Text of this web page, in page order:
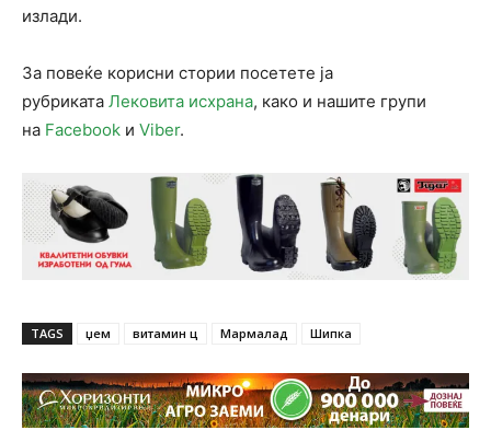
излади.
За повеќе корисни стории посетете ја
рубриката Лековита исхрана, како и нашите групи
на Facebook и Viber.
TAGS џем витамин ц Мармалад Шипка